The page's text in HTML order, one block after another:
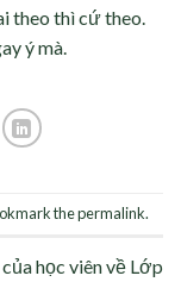
theo thì cứ theo.
ý mà.
thepermalink.
học viên về Lớp